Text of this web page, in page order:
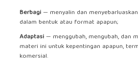
Berbagi— menyalin dan
dalam bentuk atau format apapun;
Adaptasi— menggubah, mengubah, dan
materi ini untuk kepentingan apapun,
komersial.